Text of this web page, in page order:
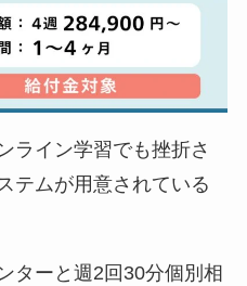
ライン学習でも挫折さ
テムが用意されている
ターと週2回30分個別相